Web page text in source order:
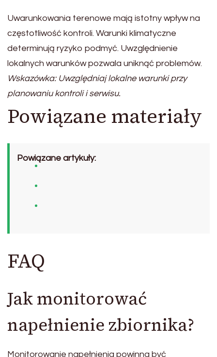
Uwarunkowania terenowe mają istotny wpływ na
częstotliwość kontroli. Warunki klimatyczne
determinują ryzyko podmyć. Uwzględnienie
lokalnych warunków pozwala uniknąć problemów.
Wskazówka: Uwzględniaj lokalne warunki przy
planowaniu kontroli i serwisu.
Powiązane materiały
Powiązane artykuły:
FAQ
Jak monitorować
napełnienie zbiornika?
Monitorowanie napełnienia powinna być